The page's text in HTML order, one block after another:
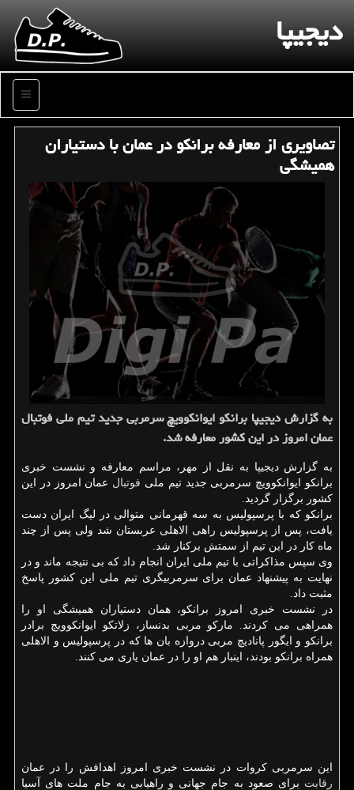
دیجیپا
منو
تصاویری از معارفه برانكو در عمان با دستیاران
همیشگی
به گزارش دیجیپا برانكو ایوانكوویچ سرمربی جدید تیم ملی فوتبال
عمان امروز در این كشور معارفه شد.
به گزارش دیجیپا به نقل از مهر، مراسم معارفه و نشست خبری
برانكو ایوانكوویچ سرمربی جدید تیم ملی فوتبال عمان امروز در این
كشور برگزار گردید.
برانكو كه با پرسپولیس به سه قهرمانی متوالی در لیگ ایران دست
یافت، پس از پرسپولیس راهی الاهلی عربستان شد ولی پس از چند
ماه كار در این تیم از سمتش بركنار شد.
وی سپس مذاكراتی با تیم ملی ایران انجام داد كه بی نتیجه ماند و در
نهایت به پیشنهاد عمان برای سرمربیگری تیم ملی این كشور پاسخ
مثبت داد.
در نشست خبری امروز برانكو، همان دستیاران همیشگی او را
همراهی می كردند. ماركو مربی بدنساز، زلاتكو ایوانكوویچ برادر
برانكو و ایگور پانادیچ مربی دروازه بان ها كه در پرسپولیس و الاهلی
همراه برانكو بودند، اینبار هم او را در عمان یاری می كنند.
این سرمربی كروات در نشست خبری امروز اهدافش را در عمان
رقابت برای صعود به جام جهانی و راهیابی به جام ملت های آسیا